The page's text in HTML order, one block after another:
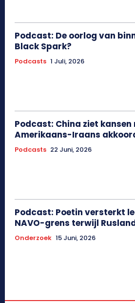
Podcast: De oorlog van
Black Spark?
Podcasts 1 Juli, 2026
Podcast: China ziet kansen
Amerikaans-Iraans
Podcasts 22 Juni, 2026
Podcast: Poetin versterkt
NAVO-grens terwijl
Onderzoek 15 Juni, 2026